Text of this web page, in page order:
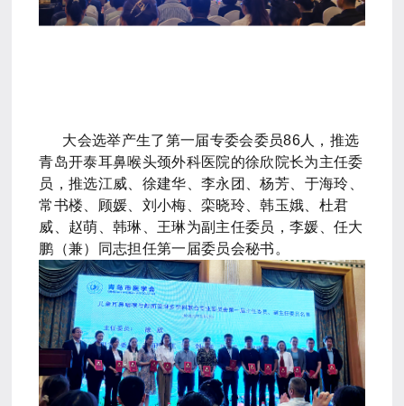
大会选举产生了第一届专委会委员86人，推选
青岛开泰耳鼻喉头颈外科医院的徐欣院长为主任委
员，推选江威、 徐建华、李永团 、杨芳、 于海玲 、
常书楼、顾媛、刘小梅、栾晓玲、韩玉娥、 杜君
威、 赵萌、韩琳、王琳为副主任委员，李媛、任大
鹏（兼）同志担任第一届委员会秘书。